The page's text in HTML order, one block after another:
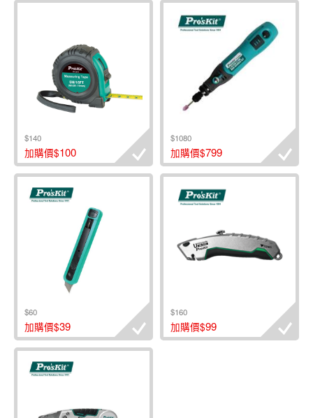
$140
加購價$100
$1080
加購價$799
$60
加購價$39
$160
加購價$99